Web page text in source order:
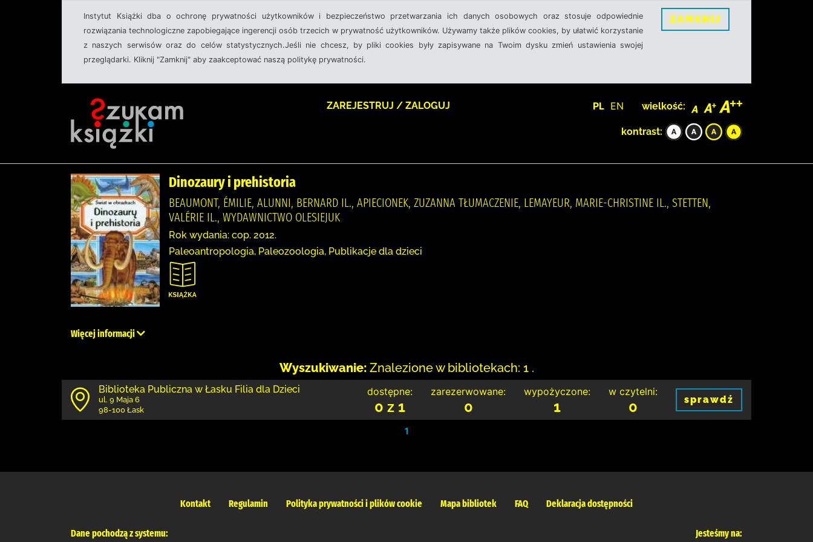
Instytut Książki dba o ochronę prywatności użytkowników i bezpieczeństwo przetwarzania ich danych osobowych oraz stosuje odpowiednie
rozwiązania technologiczne zapobiegające ingerencji osób trzecich w prywatność użytkowników. Używamy także plików cookies, by ułatwić korzystanie
z naszych serwisów oraz do celów statystycznych.Jeśli nie chcesz, by pliki cookies były zapisywane na Twoim dysku zmień ustawienia swojej
przeglądarki. Kliknij "Zamknij" aby zaakceptować naszą politykę prywatności.
ZAMKNIJ
ZAREJESTRUJ / ZALOGUJ PL EN wielkość:
kontrast:
Dinozaury i prehistoria
BEAUMONT, ÉMILIE, ALUNNI, BERNARD IL., APIECIONEK, ZUZANNA TŁUMACZENIE, LEMAYEUR, MARIE-CHRISTINE IL., STETTEN,
VALÉRIE IL., WYDAWNICTWO OLESIEJUK
Rok wydania: cop. 2012.
Paleoantropologia, Paleozoologia, Publikacje dla dzieci
Więcej informacji
Wyszukiwanie: Znalezione w bibliotekach: 1 .
Biblioteka Publiczna w Łasku Filia dla Dzieci
ul. 9 Maja 6
98-100 Łask
dostępne:
0 z 1
zarezerwowane:
0
wypożyczone:
1
w czytelni:
0 sprawdź
1
Kontakt Regulamin Polityka prywatności i plików cookie Mapa bibliotek FAQ Deklaracja dostępności
Dane pochodzą z systemu: Jesteśmy na: